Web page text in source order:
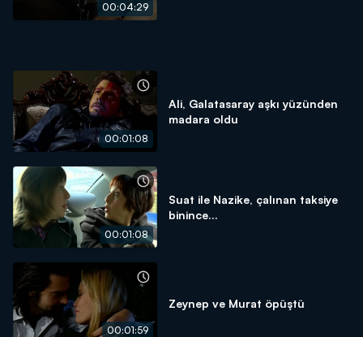
00:04:29
00:01:08
Ali, Galatasaray aşkı yüzünden
madara oldu
00:01:08
Suat ile Nazike, çalınan taksiye
binince...
00:01:59
Zeynep ve Murat öpüştü